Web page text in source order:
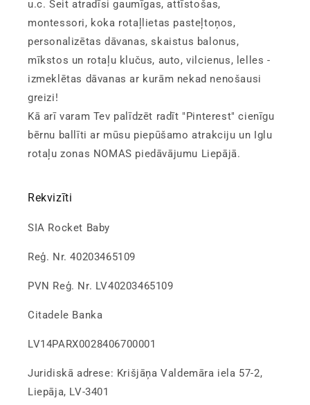
u.c. Šeit atradīsi gaumīgas, attīstošas,
montessori, koka rotaļlietas pasteļtoņos,
personalizētas dāvanas, skaistus balonus,
mīkstos un rotaļu klučus, auto, vilcienus, lelles -
izmeklētas dāvanas ar kurām nekad nenošausi
greizi!
Kā arī varam Tev palīdzēt radīt "Pinterest" cienīgu
bērnu ballīti ar mūsu piepūšamo atrakciju un Iglu
rotaļu zonas NOMAS piedāvājumu Liepājā.
Rekvizīti
SIA Rocket Baby
Reģ. Nr. 40203465109
PVN Reģ. Nr. LV40203465109
Citadele Banka
LV14PARX0028406700001
Juridiskā adrese: Krišjāņa Valdemāra iela 57-2,
Liepāja, LV-3401